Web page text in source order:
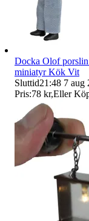
Docka Olof
miniatyr Kök Vit
Sluttid21:48 7 aug
Pris:78 kr,Eller